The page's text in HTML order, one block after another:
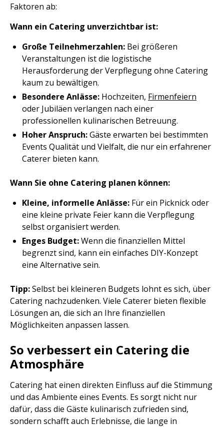
Faktoren ab:
Wann ein Catering unverzichtbar ist:
Große Teilnehmerzahlen: Bei größeren
Veranstaltungen ist die logistische
Herausforderung der Verpflegung ohne Catering
kaum zu bewältigen.
Besondere Anlässe: Hochzeiten, Firmenfeiern
oder Jubiläen verlangen nach einer
professionellen kulinarischen Betreuung.
Hoher Anspruch:Gäste erwarten bei bestimmten
Events Qualität und Vielfalt, die nur ein erfahrener
Caterer bieten kann.
Wann Sie ohne Catering planen können:
Kleine, informelle Anlässe: Für ein Picknick oder
eine kleine private Feier kann die Verpflegung
selbst organisiert werden.
Enges Budget:Wenn die finanziellen Mittel
begrenzt sind, kann ein einfaches DIY-Konzept
eine Alternative sein.
Tipp:Selbst bei kleineren Budgets lohnt es sich, über
Catering nachzudenken. Viele Caterer bieten flexible
Lösungen an, die sich an Ihre finanziellen
Möglichkeiten anpassen lassen.
So verbessert ein Catering die
Atmosphäre
Catering hat einen direkten Einfluss auf die Stimmung
und das Ambiente eines Events. Es sorgt nicht nur
dafür, dass die Gäste kulinarisch zufrieden sind,
sondern schafft auch Erlebnisse, die lange in